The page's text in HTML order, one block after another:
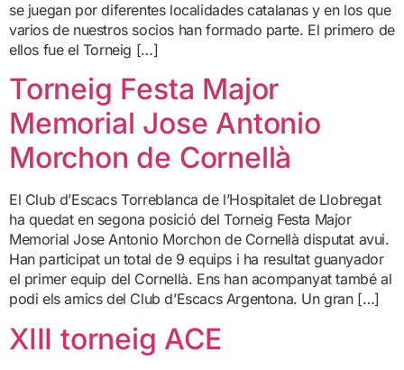
se juegan por diferentes localidades catalanas y en los que
varios de nuestros socios han formado parte. El primero de
ellos fue el Torneig […]
Torneig Festa Major
Memorial Jose Antonio
Morchon de Cornellà
El Club d’Escacs Torreblanca de l’Hospitalet de Llobregat
ha quedat en segona posició del Torneig Festa Major
Memorial Jose Antonio Morchon de Cornellà disputat avui.
Han participat un total de 9 equips i ha resultat guanyador
el primer equip del Cornellà. Ens han acompanyat també al
podi els amics del Club d’Escacs Argentona. Un gran […]
XIII torneig ACE